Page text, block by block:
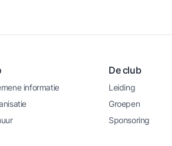
informatie
De club
Leiding
Groepen
Sponsoring